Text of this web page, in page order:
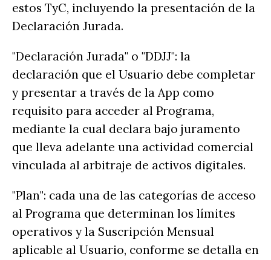
estos TyC, incluyendo la presentación de la
Declaración Jurada.
"Declaración Jurada" o "DDJJ": la
declaración que el Usuario debe completar
y presentar a través de la App como
requisito para acceder al Programa,
mediante la cual declara bajo juramento
que lleva adelante una actividad comercial
vinculada al arbitraje de activos digitales.
"Plan": cada una de las categorías de acceso
al Programa que determinan los límites
operativos y la Suscripción Mensual
aplicable al Usuario, conforme se detalla en